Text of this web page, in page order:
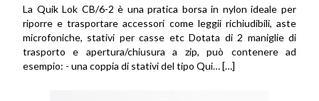
La Quik Lok CB/6-2 è una pratica borsa in nylon ideale per
riporre e trasportare accessori come leggii richiudibili, aste
microfoniche, stativi per casse etc Dotata di 2 maniglie di
trasporto e apertura/chiusura a zip, può contenere ad
esempio: - una coppia di stativi del tipo Qui… […]